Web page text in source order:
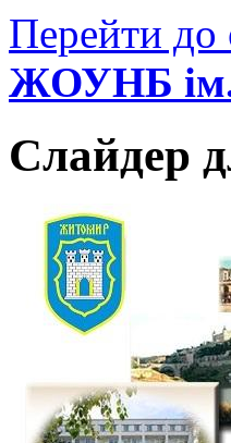
Перейти до
ЖОУНБ
Слайдер